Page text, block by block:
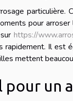
pour
https://
rapidement. Il est
mettent
pour un